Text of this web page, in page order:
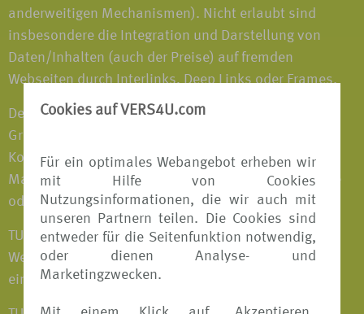
Cookies auf VERS4U.com
Für ein optimales Webangebot erheben wir
mit Hilfe von Cookies
Nutzungsinformationen, die wir auch mit
unseren Partnern teilen. Die Cookies sind
entweder für die Seitenfunktion notwendig,
oder dienen Analyse- und
Marketingzwecken.
anderweitigen Mechanismen). Nicht erlaubt sind
insbesondere die Integration und Darstellung von
Daten/Inhalten (auch der Preise) auf fremden
Webseiten durch Interlinks, Deep Links oder Frames.
Der Name VERS4u.de sowie alle Marken, Logos und
Grafiken von TUI und anderer Unternehmen des TUI-
Konzerns auf der VERS[4u] Webseite sind registrierte
Marken der TUI AG. Der Nutzer erhält keinerlei Rechte
oder Lizenzen zur Nutzung der Marken von TUI.
TUI gewährleistet nicht, dass das auf der VERS[4u]
Webseite dargestellte Material nicht in Rechte Dritter
eingreift.